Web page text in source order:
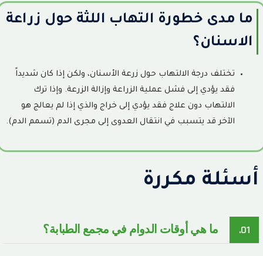
ما مدى خطورة التهاب اللثة حول زراعة
الاسنان؟
تختلف درجة الالتهاب حول زرعة الأسنان، ولكن إذا كان شديداً
فقد يؤدي إلى فشل عملية الزراعة وإزالة الزرعة. وإذا ترك
الالتهاب دون علاج فقد يؤدي إلى خراج والذي إذا لم يعالج هو
الآخر قد يتسبب في انتقال العدوى إلى مجرى الدم (تسمم الدم).
أسئلة مكررة
01. ما هي أوقات الدوام في مجمع الطبابة؟